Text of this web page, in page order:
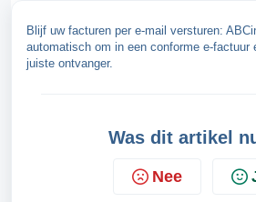
Blijf uw facturen per e-mail versturen:
automatisch om in een conforme e-factuur
juiste ontvanger.
Was dit artikel
Nee